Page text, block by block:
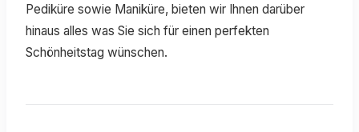
Pediküre sowie Maniküre, bieten wir Ihnen darüber
hinaus alles was Sie sich für einen perfekten
Schönheitstag wünschen.